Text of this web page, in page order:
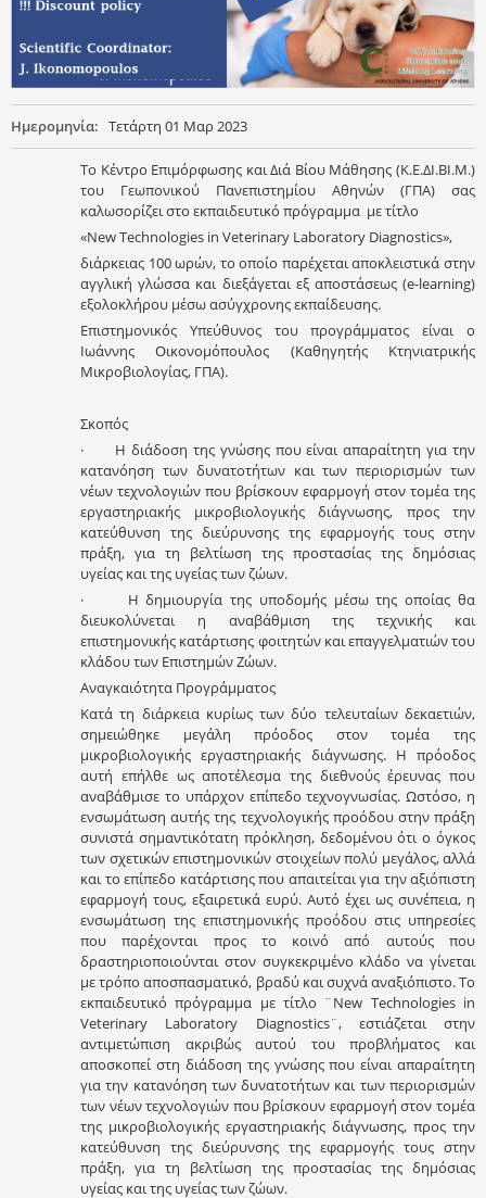
Ημερομηνία: Τετάρτη 01 Μαρ 2023
Το Κέντρο Επιμόρφωσης και Διά Βίου Μάθησης (Κ.Ε.ΔΙ.ΒΙ.Μ.)
του Γεωπονικού Πανεπιστημίου Αθηνών (ΓΠΑ) σας
καλωσορίζει στο εκπαιδευτικό πρόγραμμα με τίτλο
«New Technologies in Veterinary Laboratory Diagnostics»,
διάρκειας 100 ωρών, το οποίο παρέχεται αποκλειστικά στην
αγγλική γλώσσα και διεξάγεται εξ αποστάσεως (e-learning)
εξολοκλήρου μέσω ασύγχρονης εκπαίδευσης.
Επιστημονικός Υπεύθυνος του προγράμματος είναι ο
Ιωάννης Οικονομόπουλος (Καθηγητής Κτηνιατρικής
Μικροβιολογίας, ΓΠΑ).
Σκοπός
· Η διάδοση της γνώσης που είναι απαραίτητη για την
κατανόηση των δυνατοτήτων και των περιορισμών των
νέων τεχνολογιών που βρίσκουν εφαρμογή στον τομέα της
εργαστηριακής μικροβιολογικής διάγνωσης, προς την
κατεύθυνση της διεύρυνσης της εφαρμογής τους στην
πράξη, για τη βελτίωση της προστασίας της δημόσιας
υγείας και της υγείας των ζώων.
· Η δημιουργία της υποδομής μέσω της οποίας θα
διευκολύνεται η αναβάθμιση της τεχνικής και
επιστημονικής κατάρτισης φοιτητών και επαγγελματιών του
κλάδου των Επιστημών Ζώων.
Αναγκαιότητα Προγράμματος
Κατά τη διάρκεια κυρίως των δύο τελευταίων δεκαετιών,
σημειώθηκε μεγάλη πρόοδος στον τομέα της
μικροβιολογικής εργαστηριακής διάγνωσης. Η πρόοδος
αυτή επήλθε ως αποτέλεσμα της διεθνούς έρευνας που
αναβάθμισε το υπάρχον επίπεδο τεχνογνωσίας. Ωστόσο, η
ενσωμάτωση αυτής της τεχνολογικής προόδου στην πράξη
συνιστά σημαντικότατη πρόκληση, δεδομένου ότι ο όγκος
των σχετικών επιστημονικών στοιχείων πολύ μεγάλος, αλλά
και το επίπεδο κατάρτισης που απαιτείται για την αξιόπιστη
εφαρμογή τους, εξαιρετικά ευρύ. Αυτό έχει ως συνέπεια, η
ενσωμάτωση της επιστημονικής προόδου στις υπηρεσίες
που παρέχονται προς το κοινό από αυτούς που
δραστηριοποιούνται στον συγκεκριμένο κλάδο να γίνεται
με τρόπο αποσπασματικό, βραδύ και συχνά αναξιόπιστο. Το
εκπαιδευτικό πρόγραμμα με τίτλο ¨New Technologies in
Veterinary Laboratory Diagnostics¨, εστιάζεται στην
αντιμετώπιση ακριβώς αυτού του προβλήματος και
αποσκοπεί στη διάδοση της γνώσης που είναι απαραίτητη
για την κατανόηση των δυνατοτήτων και των περιορισμών
των νέων τεχνολογιών που βρίσκουν εφαρμογή στον τομέα
της μικροβιολογικής εργαστηριακής διάγνωσης, προς την
κατεύθυνση της διεύρυνσης της εφαρμογής τους στην
πράξη, για τη βελτίωση της προστασίας της δημόσιας
υγείας και της υγείας των ζώων.